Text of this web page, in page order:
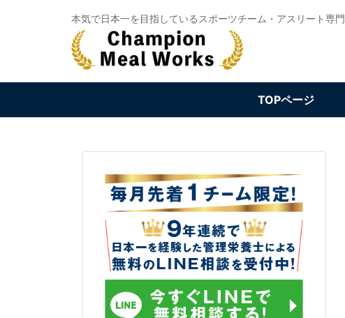
本気で日本一を目指しているスポーツチーム・アスリート専門
TOPページ